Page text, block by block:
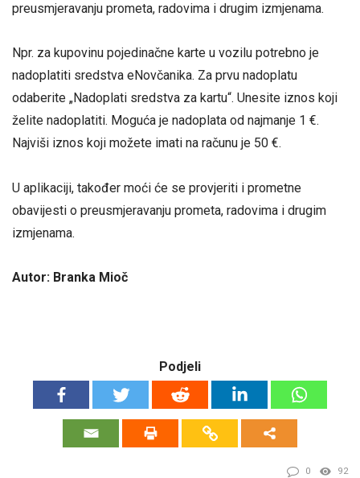
preusmjeravanju prometa, radovima i drugim izmjenama.
Npr. za kupovinu pojedinačne karte u vozilu potrebno je
nadoplatiti sredstva eNovčanika. Za prvu nadoplatu
odaberite „Nadoplati sredstva za kartu“. Unesite iznos koji
želite nadoplatiti. Moguća je nadoplata od najmanje 1 €.
Najviši iznos koji možete imati na računu je 50 €.
U aplikaciji, također moći će se provjeriti i prometne
obavijesti o preusmjeravanju prometa, radovima i drugim
izmjenama.
Autor: Branka Mioč
Podjeli
0 92